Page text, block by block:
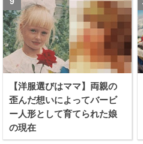
【洋服選びはママ】両親の
歪んだ想いによってバービ
ー人形として育てられた娘
の現在